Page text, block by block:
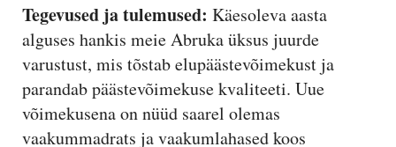
Tegevused ja tulemused: Käesoleva aasta
alguses hankis meie Abruka üksus juurde
varustust, mis tõstab elupäästevõimekust ja
parandab päästevõimekuse kvaliteeti. Uue
võimekusena on nüüd saarel olemas
vaakummadrats ja vaakumlahased koos